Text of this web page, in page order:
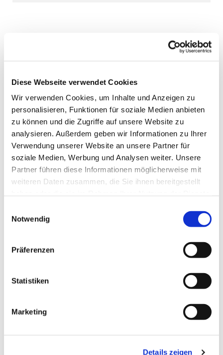
Diese Webseite verwendet Cookies
Wir verwenden Cookies, um Inhalte und Anzeigen zu
personalisieren, Funktionen für soziale Medien anbieten
zu können und die Zugriffe auf unsere Website zu
analysieren. Außerdem geben wir Informationen zu Ihrer
Verwendung unserer Website an unsere Partner für
soziale Medien, Werbung und Analysen weiter. Unsere
Partner führen diese Informationen möglicherweise mit
weiteren Daten zusammen, die Sie ihnen bereitgestellt
Notwendig
Präferenzen
Statistiken
Marketing
Details zeigen
Dies könnte Sie auch